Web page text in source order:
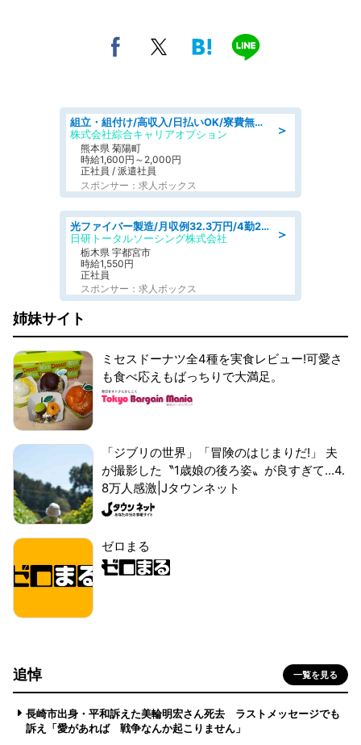
＞
組立・組付け/高収入/日払いOK/寮費無料/交替制/20・30・40代活躍中
株式会社綜合キャリアオプション
熊本県 菊陽町
時給1,600円～2,000円
正社員 / 派遣社員
スポンサー：求人ボックス
＞
光ファイバー製造/月収例32.3万円/4勤2休/寮費無料/工場/工場
日研トータルソーシング株式会社
栃木県 宇都宮市
時給1,550円
正社員
スポンサー：求人ボックス
姉妹サイト
ミセスドーナツ全4種を実食レビュー!可愛さ
も食べ応えもばっちりで大満足。
「ジブリの世界」「冒険のはじまりだ!」 夫
が撮影した〝1歳娘の後ろ姿〟が良すぎて...4.
8万人感激|Jタウンネット
ゼロまる
追悼 一覧を見る
長崎市出身・平和訴えた美輪明宏さん死去 ラストメッセージでも
訴え「愛があれば 戦争なんか起こりません」